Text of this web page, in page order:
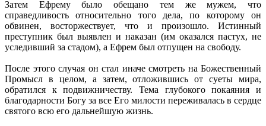
Затем Ефрему было обещано тем же мужем, что
справедливость относительно того дела, по которому он
обвинен, восторжествует, что и произошло. Истинный
преступник был выявлен и наказан (им оказался пастух, не
уследивший за стадом), а Ефрем был отпущен на свободу.
После этого случая он стал иначе смотреть на Божественный
Промысл в целом, а затем, отложившись от суеты мира,
обратился к подвижничеству. Тема глубокого покаяния и
благодарности Богу за все Его милости переживалась в сердце
святого всю его дальнейшую жизнь.